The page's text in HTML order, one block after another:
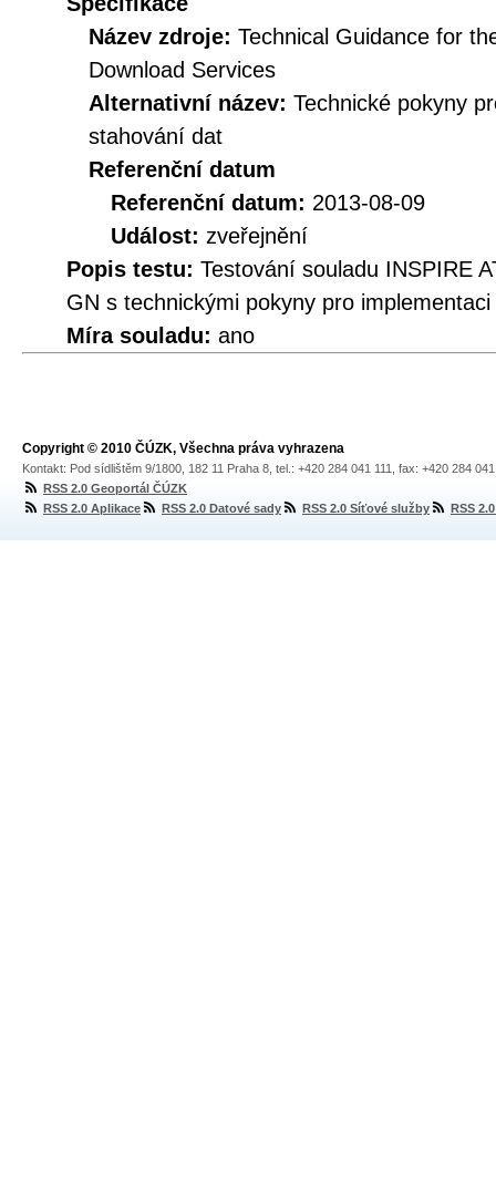
Název zdroje: Technical Guidance for
Download Services
Alternativní název: Technické pokyny
stahování dat
Referenční datum
Referenční datum: 2013-08-09
Událost: zveřejnění
Popis testu: Testování souladu INSPIRE
GN s technickými pokyny pro
Míra souladu: ano
Copyright © 2010 ČÚZK, Všechna práva vyhrazena
Kontakt: Pod sídlištěm 9/1800, 182 11 Praha 8, tel.: +420 284 041 111, fax: +420 284
RSS 2.0 Geoportál ČÚZK
RSS 2.0 Aplikace
RSS 2.0 Datové sady RSS 2.0 Síťové služby RSS